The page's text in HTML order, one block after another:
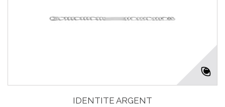
IDENTITE ARGENT